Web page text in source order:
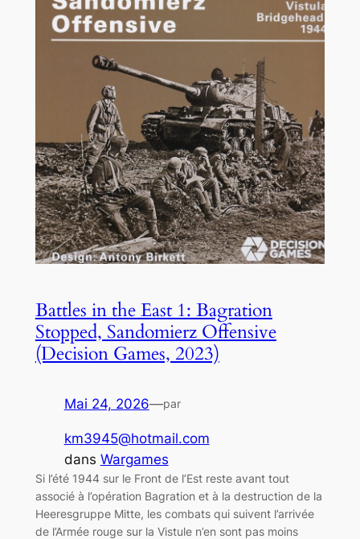
Battles in the East 1: Bagration
Stopped, Sandomierz Offensive
(Decision Games, 2023)
Mai 24, 2026—par
km3945@hotmail.com
dans Wargames
Si l’été 1944 sur le Front de l’Est reste avant tout
associé à l’opération Bagration et à la destruction de la
Heeresgruppe Mitte, les combats qui suivent l’arrivée
de l’Armée rouge sur la Vistule n’en sont pas moins